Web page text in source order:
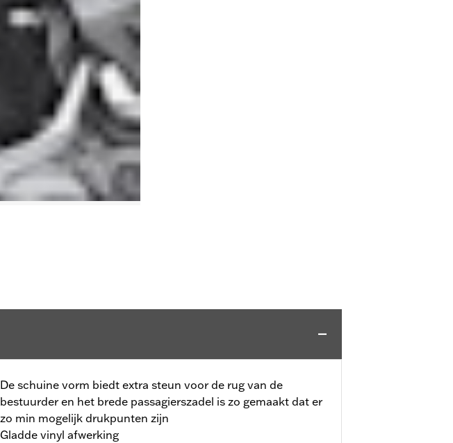
De schuine vorm biedt extra steun voor de rug van de
bestuurder en het brede passagierszadel is zo gemaakt dat er
zo min mogelijk drukpunten zijn
Gladde vinyl afwerking